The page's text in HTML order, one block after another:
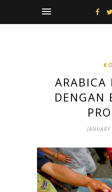
ARABICA
DENGAN